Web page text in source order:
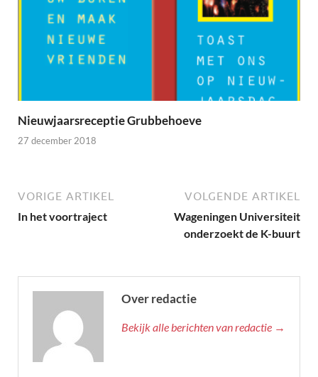
Nieuwjaarsreceptie Grubbehoeve
27 december 2018
VORIGE ARTIKEL
In het voortraject
VOLGENDE ARTIKEL
Wageningen Universiteit
onderzoekt de K-buurt
Over redactie
Bekijk alle berichten van redactie →